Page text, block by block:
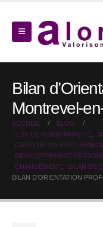
Bilan
Montrevel-
ACCUEIL
BLOG
TEST DE PERSONNALITÉ
ORIENTATION
DEVELOPPEMENT
CHANGEMENT
BILAN DE
BILAN D’ORIENTATION